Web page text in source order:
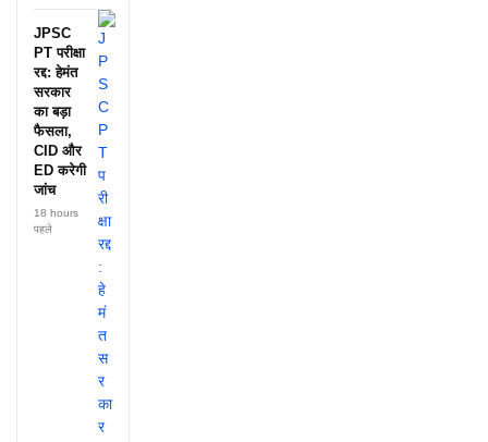
JPSC
PT परीक्षा
रद्द: हेमंत
सरकार
का बड़ा
फैसला,
CID और
ED करेगी
जांच
18 hours
पहले